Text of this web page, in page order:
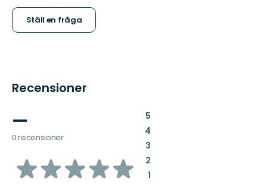
Ställ en fråga
Recensioner
—
0 recensioner
av
5:
4:
3:
2:
1: